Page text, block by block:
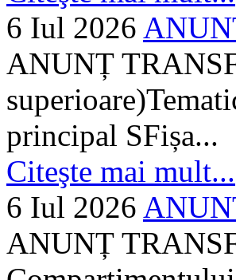
6 Iul 2026
ANUNȚ
principal SFișa...
Citeşte mai mult...
6 Iul 2026
ANUNȚ